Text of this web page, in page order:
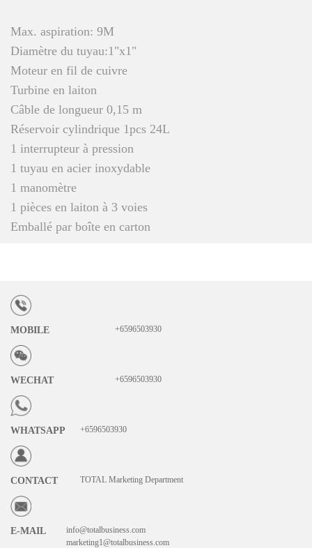
Max. aspiration: 9M
Diamètre du tuyau:1"x1"
Moteur en fil de cuivre
Turbine en laiton
Câble de longueur 0,15 m
Réservoir cylindrique 1pcs 24L
1 interrupteur à pression
1 tuyau en acier inoxydable
1 manomètre
1 pièces en laiton à 3 voies
Emballé par boîte en carton
MOBILE +6596503930
WECHAT +6596503930
WHATSAPP +6596503930
CONTACT TOTAL Marketing Department
E-MAIL
info@totalbusiness.com
marketing1@totalbusiness.com